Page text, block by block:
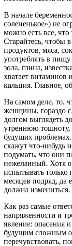
В начале
солененькое») не
можно есть все, что
Старайтесь, чтобы
продуктов, мяса,
употреблять в
зола, глина,
хватает витаминов
кальция. Главное,
На самом деле, то,
женщины, гораздо
долгом выглядеть
утреннюю тошноту,
будущих
скажут что-нибудь
подумать, что они
нежеланный. Хотя
испытывать только
месяцев подряд, да
должна измениться.
Как раз самые
напряженности и
явление: опасения
будущим сложным
перечувствовать,